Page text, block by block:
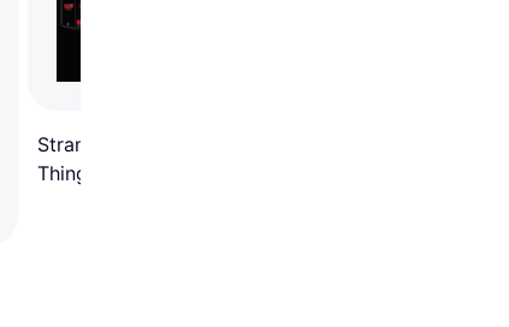
Stranger Things Stranger
Things Seasons 1 to 5